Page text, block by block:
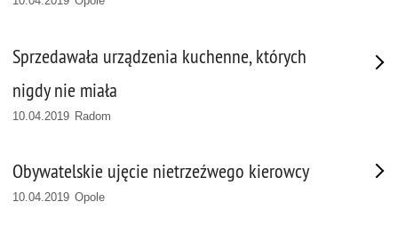
Sprzedawała urządzenia kuchenne, których
nigdy nie miała
10.04.2019 Radom
Obywatelskie ujęcie nietrzeźwego kierowcy
10.04.2019 Opole